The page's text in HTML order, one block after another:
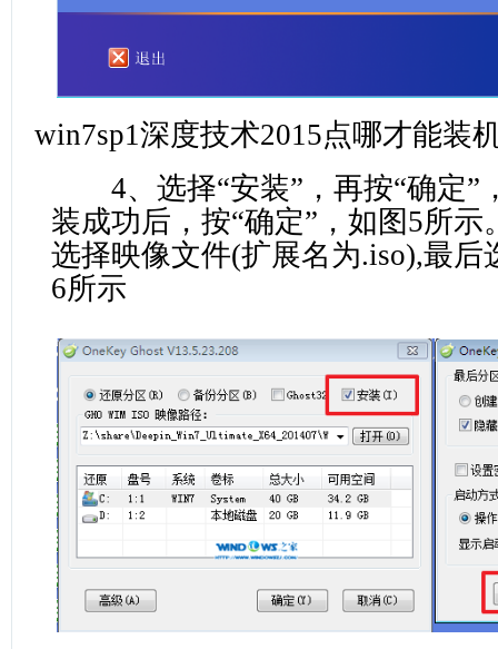
win7sp1深度技术2015点哪才能装
4、选择“安装”，再按“确定”
装成功后，按“确定”，如图5所示
选择映像文件(扩展名为.iso),最后
6所示